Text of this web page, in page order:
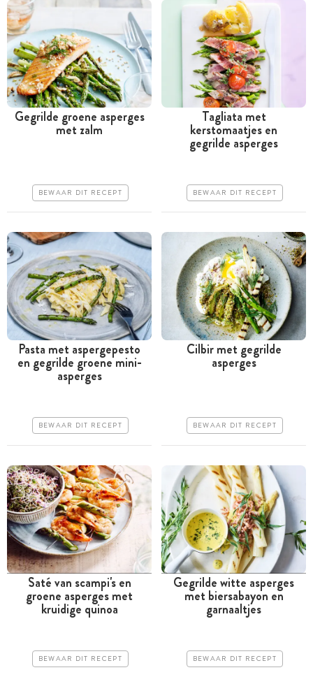
Minder dan 30 minuten
Erg makkelijk
Gegrilde groene asperges
met zalm
BEWAAR DIT RECEPT
Meer dan 1 uur
Iets moeilijker
Tagliata met
kerstomaatjes en
gegrilde asperges
BEWAAR DIT RECEPT
Tussen 30 minuten en 1
Pasta met aspergepesto
en gegrilde groene mini-
asperges
BEWAAR DIT RECEPT
Tussen 30 minuten en 1
Cilbir met gegrilde
asperges
BEWAAR DIT RECEPT
Meer dan 1 uur
Erg makkelijk
Saté van scampi's en
groene asperges met
kruidige quinoa
BEWAAR DIT RECEPT
Tussen 30 minuten en 1
Gegrilde witte asperges
met biersabayon en
garnaaltjes
BEWAAR DIT RECEPT